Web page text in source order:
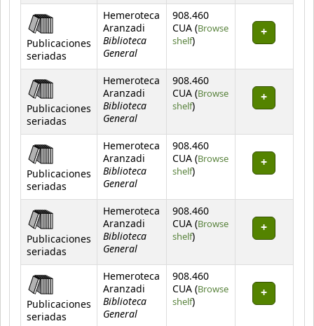
Publicaciones
seriadas
Hemeroteca
Aranzadi
Biblioteca
General
908.460
CUA (Browse
shelf(Opens below)
)
Publicaciones
seriadas
Hemeroteca
Aranzadi
Biblioteca
General
908.460
CUA (Browse
shelf(Opens below)
)
Publicaciones
seriadas
Hemeroteca
Aranzadi
Biblioteca
General
908.460
CUA (Browse
shelf(Opens below)
)
Publicaciones
seriadas
Hemeroteca
Aranzadi
Biblioteca
General
908.460
CUA (Browse
shelf(Opens below)
)
Publicaciones
seriadas
Hemeroteca
Aranzadi
Biblioteca
General
908.460
CUA (Browse
shelf(Opens below)
)